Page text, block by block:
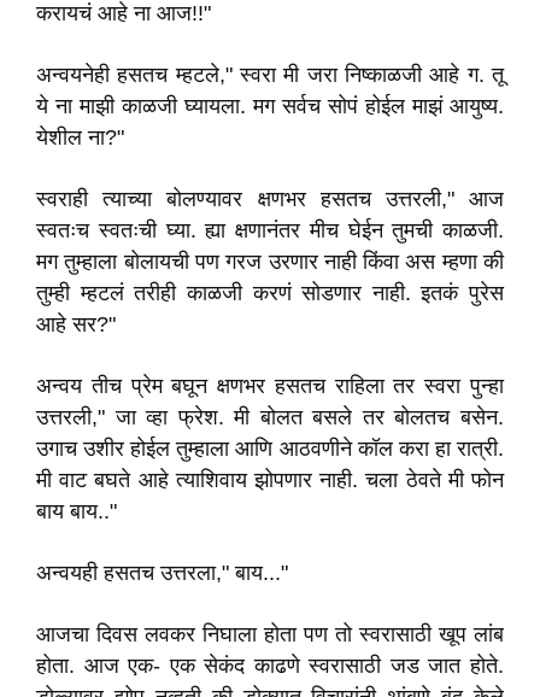
करायचं आहे ना आज!!"
अन्वयनेही हसतच म्हटले," स्वरा मी जरा निष्काळजी आहे ग. तू
ये ना माझी काळजी घ्यायला. मग सर्वच सोपं होईल माझं आयुष्य.
येशील ना?"
स्वराही त्याच्या बोलण्यावर क्षणभर हसतच उत्तरली," आज
स्वतःच स्वतःची घ्या. ह्या क्षणानंतर मीच घेईन तुमची काळजी.
मग तुम्हाला बोलायची पण गरज उरणार नाही किंवा अस म्हणा की
तुम्ही म्हटलं तरीही काळजी करणं सोडणार नाही. इतकं पुरेस
आहे सर?"
अन्वय तीच प्रेम बघून क्षणभर हसतच राहिला तर स्वरा पुन्हा
उत्तरली," जा व्हा फ्रेश. मी बोलत बसले तर बोलतच बसेन.
उगाच उशीर होईल तुम्हाला आणि आठवणीने कॉल करा हा रात्री.
मी वाट बघते आहे त्याशिवाय झोपणार नाही. चला ठेवते मी फोन
बाय बाय.."
अन्वयही हसतच उत्तरला," बाय..."
आजचा दिवस लवकर निघाला होता पण तो स्वरासाठी खूप लांब
होता. आज एक- एक सेकंद काढणे स्वरासाठी जड जात होते.